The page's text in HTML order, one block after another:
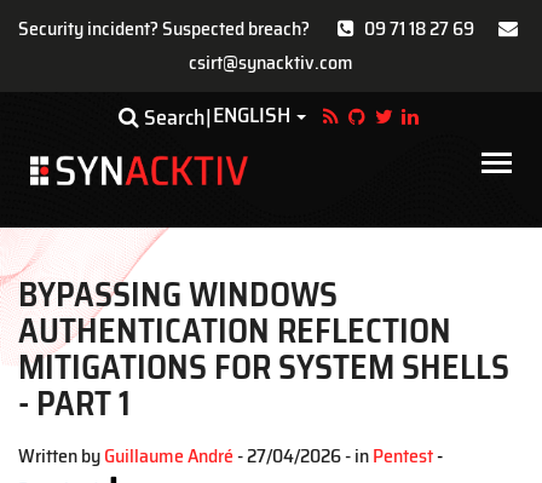
Security incident? Suspected breach?
09 71 18 27 69
csirt@synacktiv.com
main
Search ENGLISH Toggle Dropdown
Main
BYPASSING WINDOWS
AUTHENTICATION REFLECTION
MITIGATIONS FOR SYSTEM SHELLS
- PART 1
Written byGuillaume André- 27/04/2026 - inPentest-